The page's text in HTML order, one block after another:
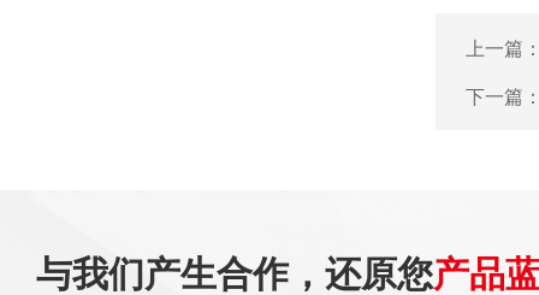
上一篇
下一篇
与我们产生合作，还原您产品